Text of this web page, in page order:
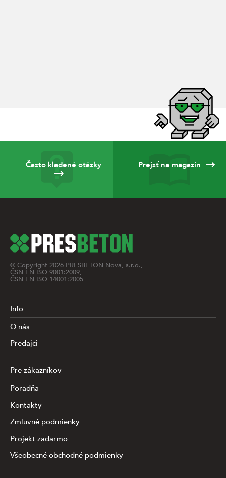
Často kladené otázky Prejsť na magazín
© Copyright 2026 PRESBETON Nova, s.r.o.,
ČSN EN ISO 9001:2009,
ČSN EN ISO 14001:2005
Info
O nás
Predajci
Pre zákazníkov
Poradňa
Kontakty
Zmluvné podmienky
Projekt zadarmo
Všeobecné obchodné podmienky